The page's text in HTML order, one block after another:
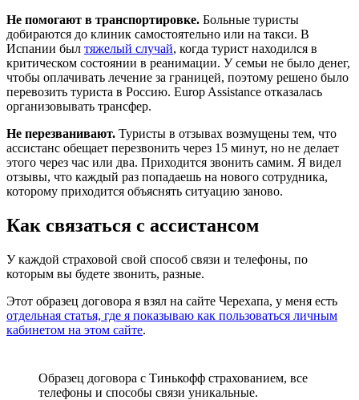
Не помогают в транспортировке. Больные туристы
добираются до клиник самостоятельно или на такси. В
Испании был тяжелый случай, когда турист находился в
критическом состоянии в реанимации. У семьи не было денег,
чтобы оплачивать лечение за границей, поэтому решено было
перевозить туриста в Россию. Europ Assistance отказалась
организовывать трансфер.
Не перезванивают. Туристы в отзывах возмущены тем, что
ассистанс обещает перезвонить через 15 минут, но не делает
этого через час или два. Приходится звонить самим. Я видел
отзывы, что каждый раз попадаешь на нового сотрудника,
которому приходится объяснять ситуацию заново.
Как связаться с ассистансом
У каждой страховой свой способ связи и телефоны, по
которым вы будете звонить, разные.
Этот образец договора я взял на сайте Черехапа, у меня есть
отдельная статья, где я показываю как пользоваться личным
кабинетом на этом сайте.
Образец договора с Тинькофф страхованием, все
телефоны и способы связи уникальные.